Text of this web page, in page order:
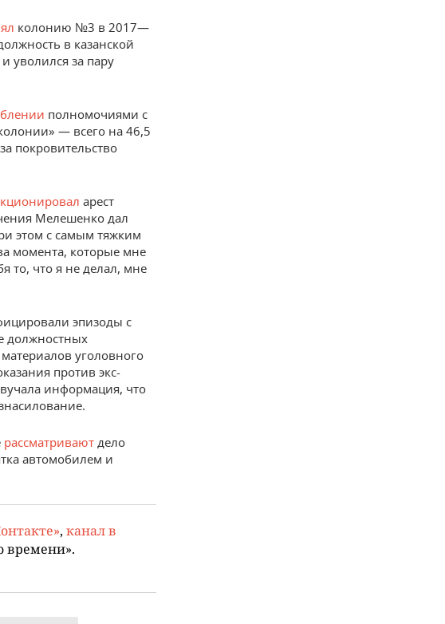
колонию №3 в 2017—
в казанской
уволился за пару
полномочиями с
— всего на 46,5
покровительство
арест
Мелешенко дал
этом с самым тяжким
момента, которые мне
то, что я не делал, мне
эпизоды с
должностных
уголовного
против экс-
информация, что
рассматривают дело
автомобилем и
, канал в
времени».